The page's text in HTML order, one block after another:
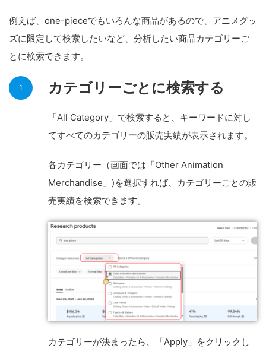
例えば、one-pieceでもいろんな商品があるので、アニメグッ
ズに限定して検索したいなど、分析したい商品カテゴリーご
とに検索できます。
カテゴリーごとに検索する
「All Category」で検索すると、キーワードに対し
てすべてのカテゴリーの販売実績が表示されます。
各カテゴリー（画面では「Other Animation
Merchandise」)を選択すれば、カテゴリーごとの販
売実績を検索できます。
カテゴリーが決まったら、「Apply」をクリックし